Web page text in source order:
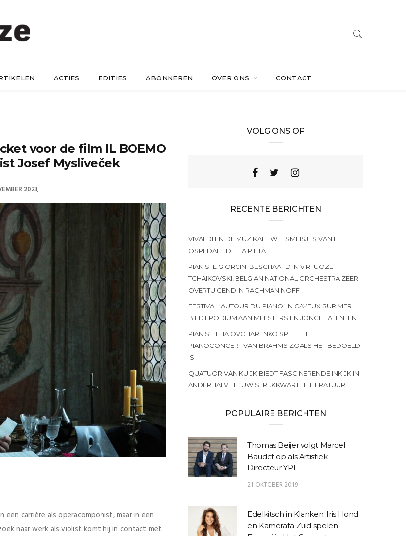
ACTIES EDITIES ABONNEREN OVER ONS CONTACT
voor de film IL BOEMO
Josef Mysliveček
2023
een carrière als operacomponist, maar in een
naar werk als violist komt hij in contact met
VOLG ONS OP
RECENTE BERICHTEN
VIVALDI EN DE MUZIKALE WEESMEISJES VAN HET
OSPEDALE DELLA PIETÀ
PIANISTE GIORGINI BESCHAAFD IN VIRTUOZE
TCHAIKOVSKI, BELGIAN NATIONAL ORCHESTRA ZEER
OVERTUIGEND IN RACHMANINOFF
FESTIVAL ‘AUTOUR DU PIANO’ IN CAYEUX SUR MER
BIEDT PODIUM AAN MEESTERS EN JONGE TALENTEN
PIANIST ILLIA OVCHARENKO SPEELT 1E
PIANOCONCERT VAN BRAHMS ZOALS HET BEDOELD
IS
QUATUOR VAN KUIJK BIEDT FASCINERENDE INKIJK IN
ANDERHALVE EEUW STRIJKKWARTETLITERATUUR
POPULAIRE BERICHTEN
Thomas Beijer volgt Marcel
Baudet op als Artistiek
Directeur YPF
21 OKTOBER 2019
Edelkitsch in Klanken: Iris Hond
en Kamerata Zuid spelen